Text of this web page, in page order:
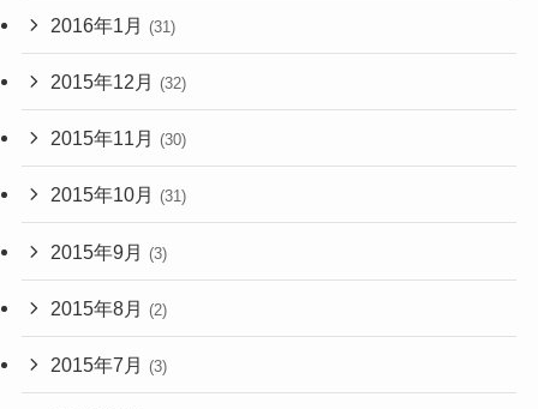
2016年1月 (31)
2015年12月 (32)
2015年11月 (30)
2015年10月 (31)
2015年9月 (3)
2015年8月 (2)
2015年7月 (3)